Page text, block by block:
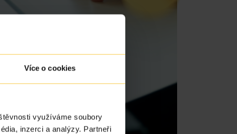
Více o cookies
využíváme soubory
inzerci a analýzy. Partneři